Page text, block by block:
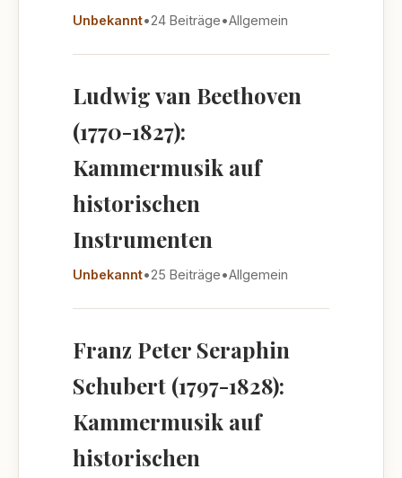
Unbekannt•24 Beiträge•Allgemein
Ludwig van Beethoven
(1770-1827):
Kammermusik auf
historischen
Instrumenten
Unbekannt•25 Beiträge•Allgemein
Franz Peter Seraphin
Schubert (1797-1828):
Kammermusik auf
historischen